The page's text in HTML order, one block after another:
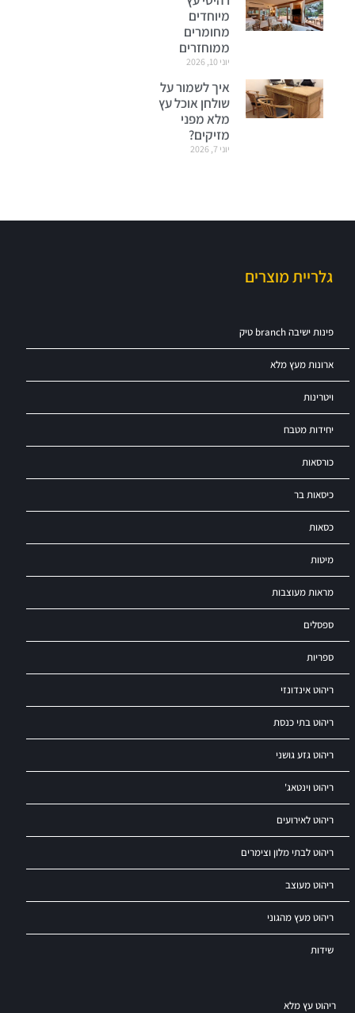
מיוחדים
מחומרים
ממוחזרים
יוני 10, 2026
איך לשמור על
שולחן אוכל עץ
מלא מפני
מזיקים?
יוני 7, 2026
גלריית מוצרים
פינות ישיבה branch טיק
ארונות מעץ מלא
ויטרינות
יחידות מטבח
כורסאות
כיסאות בר
כסאות
מיטות
מראות מעוצבות
ספסלים
ספריות
ריהוט אינדונזי
ריהוט בתי כנסת
ריהוט גזע גושני
ריהוט וינטאג'
ריהוט לאירועים
ריהוט לבתי מלון וצימרים
ריהוט מעוצב
ריהוט מעץ מהגוני
שידות
ריהוט עץ מלא